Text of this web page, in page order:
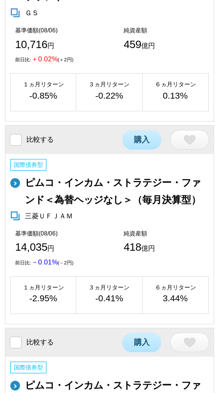
ＧＳ
基準価額(08/06)
10,716円
純資産額
459億円
前日比: ＋0.02%(＋2円)
１ヵ月リターン
-0.85%
３ヵ月リターン
-0.22%
６ヵ月リターン
0.13%
比較する 購入
国際債券型
ピムコ・インカム・ストラテジー・ファ
ンド＜為替ヘッジなし＞（毎月決算型）
三菱ＵＦＪＡＭ
基準価額(08/06)
14,035円
純資産額
418億円
前日比: －0.01%(－2円)
１ヵ月リターン
-2.95%
３ヵ月リターン
-0.41%
６ヵ月リターン
3.44%
比較する 購入
国際債券型
ピムコ・インカム・ストラテジー・ファ